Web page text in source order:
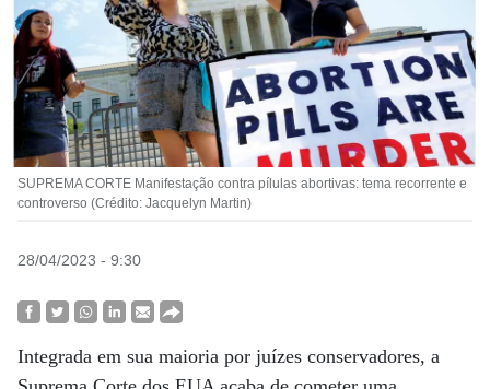
SUPREMA CORTE Manifestação contra pílulas abortivas: tema recorrente e
controverso (Crédito: Jacquelyn Martin)
28/04/2023 - 9:30
Integrada em sua maioria por juízes conservadores, a